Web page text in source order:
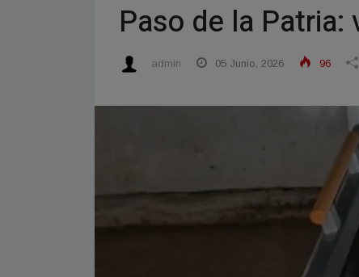
Paso de la
admin 05 Junio, 2026 96